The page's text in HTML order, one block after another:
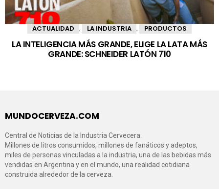
ACTUALIDAD , LA INDUSTRIA , PRODUCTOS
LA INTELIGENCIA MÁS GRANDE, ELIGE LA LATA MÁS
GRANDE: SCHNEIDER LATÓN 710
MUNDOCERVEZA.COM
Central de Noticias de la Industria Cervecera.
Millones de litros consumidos, millones de fanáticos y adeptos,
miles de personas vinculadas a la industria, una de las bebidas más
vendidas en Argentina y en el mundo, una realidad cotidiana
construida alrededor de la cerveza.